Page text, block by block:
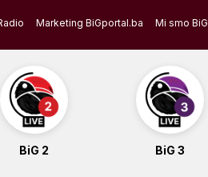
Marketing BiGportal.ba Mi smo BiG
BiG 2 BiG 3